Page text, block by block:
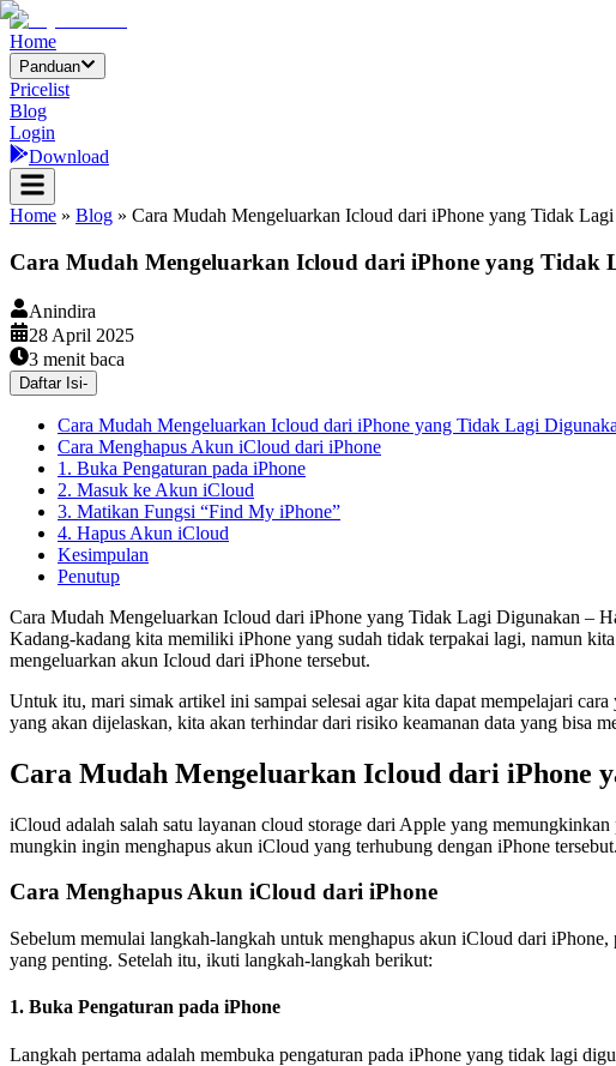
Home
Panduan
Pricelist
Blog
Login
Download
Home » Blog » Cara Mudah Mengeluarkan Icloud dari iPhone yang Tidak
Cara Mudah Mengeluarkan Icloud dari iPhone yang Tidak
Anindira
28 April 2025
3 menit baca
Daftar Isi-
Cara Mudah Mengeluarkan Icloud dari iPhone yang Tidak Lagi
Cara Menghapus Akun iCloud dari iPhone
1. Buka Pengaturan pada iPhone
2. Masuk ke Akun iCloud
3. Matikan Fungsi “Find My iPhone”
4. Hapus Akun iCloud
Kesimpulan
Penutup
Cara Mudah Mengeluarkan Icloud dari iPhone yang Tidak Lagi Digunakan –
Kadang-kadang kita memiliki iPhone yang sudah tidak terpakai lagi, namun
mengeluarkan akun Icloud dari iPhone tersebut.
Untuk itu, mari simak artikel ini sampai selesai agar kita dapat mempelajari
yang akan dijelaskan, kita akan terhindar dari risiko keamanan data yang bisa
Cara Mudah Mengeluarkan Icloud dari iPhone
iCloud adalah salah satu layanan cloud storage dari Apple yang
mungkin ingin menghapus akun iCloud yang terhubung dengan iPhone
Cara Menghapus Akun iCloud dari iPhone
Sebelum memulai langkah-langkah untuk menghapus akun iCloud dari
yang penting. Setelah itu, ikuti langkah-langkah berikut:
1. Buka Pengaturan pada iPhone
Langkah pertama adalah membuka pengaturan pada iPhone yang tidak lagi